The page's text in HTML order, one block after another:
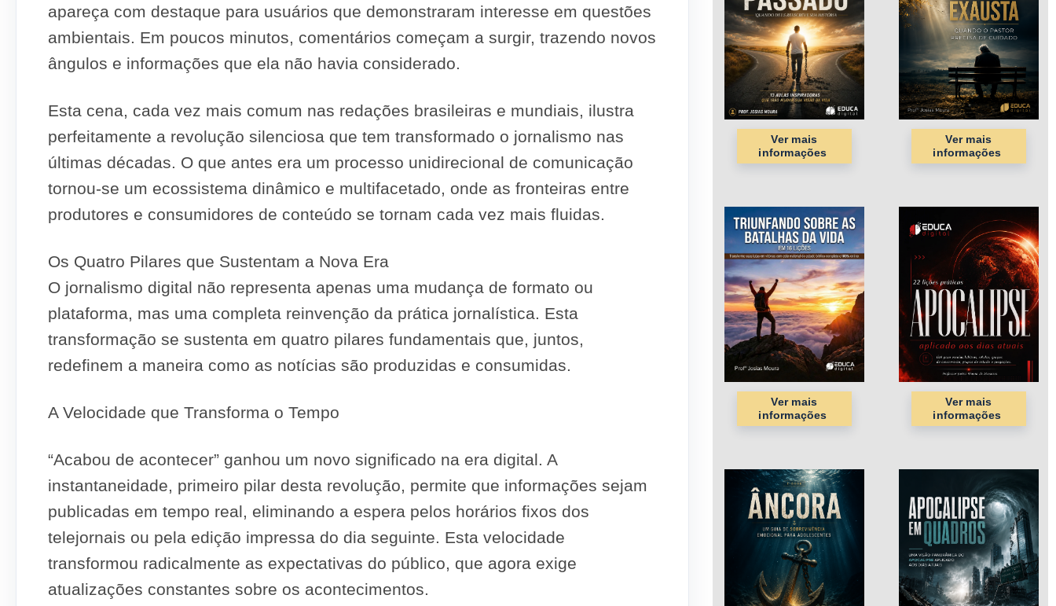
apareça com destaque para usuários que demonstraram interesse em questões
ambientais. Em poucos minutos, comentários começam a surgir, trazendo novos
ângulos e informações que ela não havia considerado.
Esta cena, cada vez mais comum nas redações brasileiras e mundiais, ilustra
perfeitamente a revolução silenciosa que tem transformado o jornalismo nas
últimas décadas. O que antes era um processo unidirecional de comunicação
tornou-se um ecossistema dinâmico e multifacetado, onde as fronteiras entre
produtores e consumidores de conteúdo se tornam cada vez mais fluidas.
Os Quatro Pilares que Sustentam a Nova Era
O jornalismo digital não representa apenas uma mudança de formato ou
plataforma, mas uma completa reinvenção da prática jornalística. Esta
transformação se sustenta em quatro pilares fundamentais que, juntos,
redefinem a maneira como as notícias são produzidas e consumidas.
A Velocidade que Transforma o Tempo
“Acabou de acontecer” ganhou um novo significado na era digital. A
instantaneidade, primeiro pilar desta revolução, permite que informações sejam
publicadas em tempo real, eliminando a espera pelos horários fixos dos
telejornais ou pela edição impressa do dia seguinte. Esta velocidade
transformou radicalmente as expectativas do público, que agora exige
atualizações constantes sobre os acontecimentos.